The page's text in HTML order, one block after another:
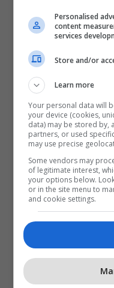
Personalised
content
services
Store and/or
Learn more
Your personal data will
your device (cookies,
data) may be stored by,
partners, or used
may use precise
Some vendors may
of legitimate interest,
your options below.
or in the site menu to
and cookie settings.